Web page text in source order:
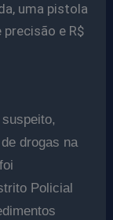
uma pistola
precisão e R$
drogas na
Policial